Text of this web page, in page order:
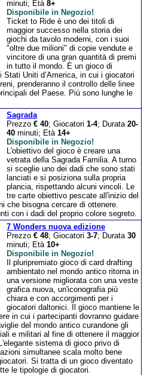
minuti; Età 8+
Disponibile in Negozio!
Ticket to Ride è uno dei titoli di
maggior successo nella storia dei
giochi da tavolo moderni, con i suoi
"oltre due milioni" di copie vendute e
vincitore di una gran quantità di premi
in tutto il mondo. È un gioco di
Uniti d’America, in cui i giocatori
prenderanno il controllo delle linee
del Paese. Più sono lunghe le
Sagrada
Prezzo € 40; Giocatori 1-4; Durata 20-
40 minuti; Età 14+
Disponibile in Negozio!
L'obiettivo del gioco è creare una
vetrata della Sagrada Familia. A turno
si sceglie uno dei dadi che sono stati
lanciati e si posiziona sulla propria
plancia, rispettando alcuni vincoli. Le
tre carte obiettivo pescate all'inizio del
che bisogna cercare di ottenere.
con i dadi del proprio colore segreto.
7 Wonders nuova edizione
Prezzo € 48; Giocatori 3-7; Durata 30
minuti; Età 10+
Disponibile in Negozio!
Il pluripremiato gioco di card drafting
ambientato nel mondo antico ritorna in
una versione migliorata con una veste
grafica nuova, un'iconografia più
chiara e con accorgimenti per i
giocatori daltonici. Il gioco mantiene le
in cui i partecipanti dovranno guidare
del mondo antico curandone gli
e militari al fine di ottenere il maggior
sistema di gioco privo di
simultanee scala molto bene
Si tratta di un gioco diventato
le tipologie di giocatori.